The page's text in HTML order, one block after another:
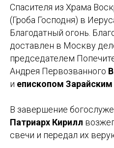
Спасителя из Храма
(Гроба Господня) в
Благодатный огонь.
доставлен в Москву
председателем
Андрея Первозванного
и епископом
В завершение
Патриарх Кирилл
свечи и передал их